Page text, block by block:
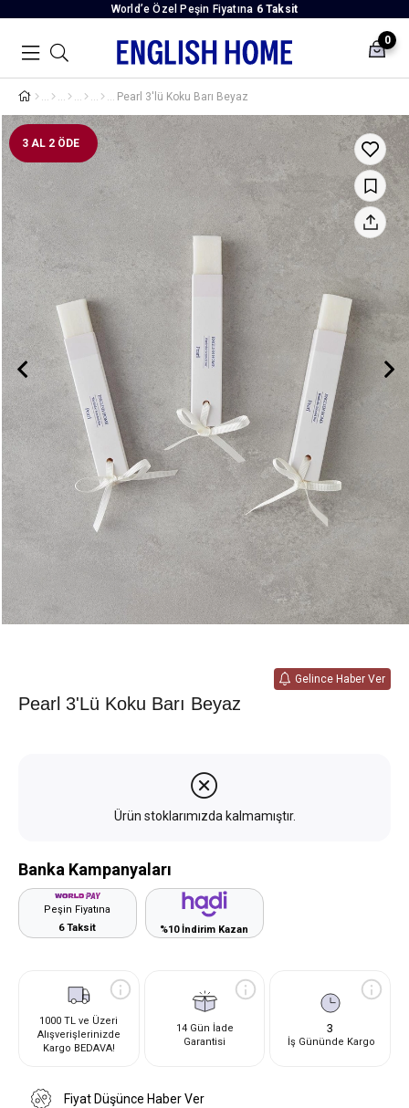
World’e Özel Peşin Fiyatına 6 Taksit
0
Pearl 3'lü Koku Barı Beyaz
3 AL 2 ÖDE
Gelince Haber Ver
Pearl 3'lü Koku Barı Beyaz
Ürün stoklarımızda kalmamıştır.
Banka Kampanyaları
Peşin Fiyatına
6 Taksit
%10 İndirim Kazan
1000 TL ve Üzeri
Alışverişlerinizde
Kargo BEDAVA!
14 Gün İade
Garantisi
3
İş Gününde Kargo
Fiyat Düşünce Haber Ver